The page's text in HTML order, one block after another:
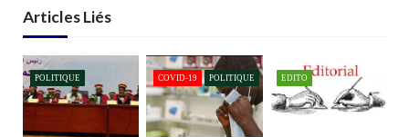
Articles Liés
POLITIQUE COVID-19 POLITIQUE EDITO